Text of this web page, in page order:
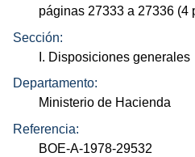
páginas 27333 a 27336 (4
Sección:
I. Disposiciones generales
Departamento:
Ministerio de Hacienda
Referencia:
BOE-A-1978-29532